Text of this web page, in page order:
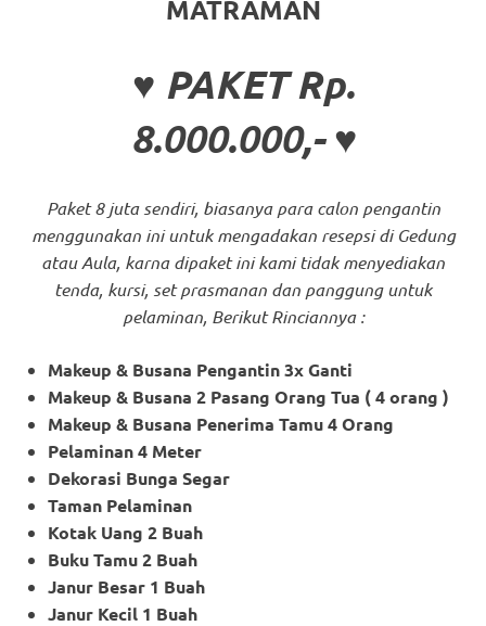
MATRAMAN
♥ PAKET Rp.
8.000.000,- ♥
Paket 8 juta sendiri, biasanya para calon pengantin
menggunakan ini untuk mengadakan resepsi di Gedung
atau Aula, karna dipaket ini kami tidak menyediakan
tenda, kursi, set prasmanan dan panggung untuk
pelaminan, Berikut Rinciannya :
Makeup & Busana Pengantin 3x Ganti
Makeup & Busana 2 Pasang Orang Tua ( 4 orang )
Makeup & Busana Penerima Tamu 4 Orang
Pelaminan 4 Meter
Dekorasi Bunga Segar
Taman Pelaminan
Kotak Uang 2 Buah
Buku Tamu 2 Buah
Janur Besar 1 Buah
Janur Kecil 1 Buah